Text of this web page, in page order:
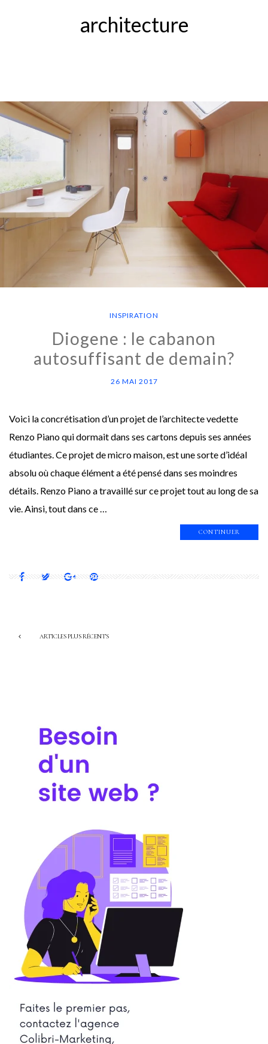
architecture
INSPIRATION
Diogene : le cabanon
autosuffisant de demain?
26 MAI 2017
Voici la concrétisation d’un projet de l’architecte vedette
Renzo Piano qui dormait dans ses cartons depuis ses années
étudiantes. Ce projet de micro maison, est une sorte d’idéal
absolu où chaque élément a été pensé dans ses moindres
détails. Renzo Piano a travaillé sur ce projet tout au long de sa
vie. Ainsi, tout dans ce …
CONTINUER
ARTICLES PLUS RÉCENTS